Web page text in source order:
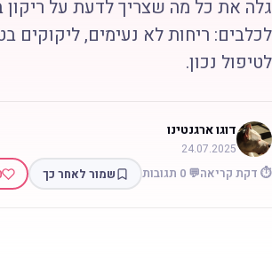
את כל מה שצריך לדעת על ריקון
ריחות לא נעימים, ליקוקים
נכון.
דוגו ארגנטינו
24.07.2025
דקת קריאה💬 0 תגובות שמור לאחר כך 0